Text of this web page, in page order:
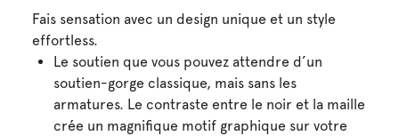
Fais sensation avec un design unique et un style
effortless.
Le soutien que vous pouvez attendre d’un
soutien-gorge classique, mais sans les
armatures. Le contraste entre le noir et la maille
crée un magnifique motif graphique sur votre